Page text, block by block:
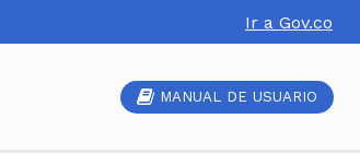
Ir a Gov.co
MANUAL DE USUARIO